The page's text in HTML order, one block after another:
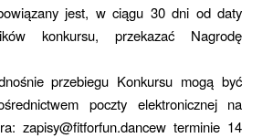
jest, w ciągu 30 dni od daty
konkursu, przekazać Nagrodę
przebiegu Konkursu mogą być
poczty elektronicznej na
zapisy@fitforfun.dancew terminie 14